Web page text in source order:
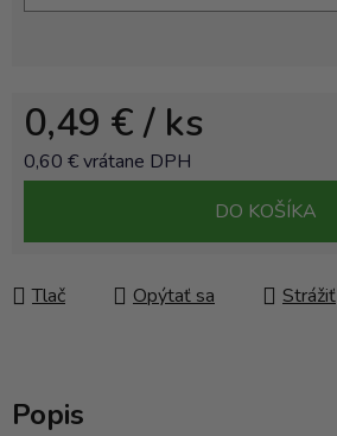
0,49 €/ ks
0,60 € vrátane DPH
DO KOŠÍKA
Tlač Opýtať sa Strážiť
Popis